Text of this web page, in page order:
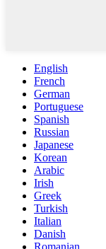
English
French
German
Portuguese
Spanish
Russian
Japanese
Korean
Arabic
Irish
Greek
Turkish
Italian
Danish
Romanian